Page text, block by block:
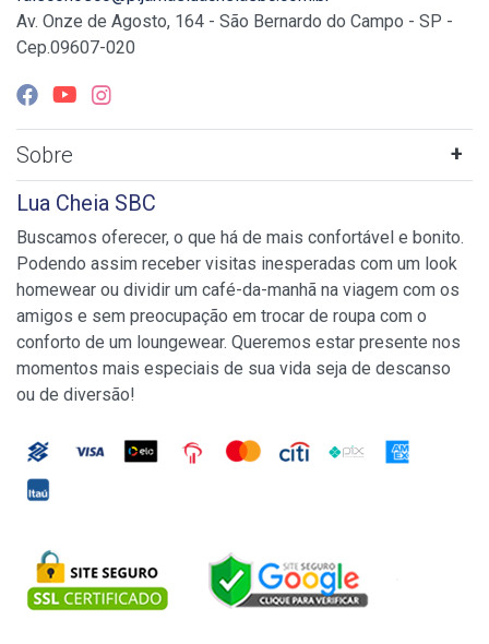
Av. Onze de Agosto, 164 - São Bernardo do Campo - SP -
Cep.09607-020
Sobre
Lua Cheia SBC
Buscamos oferecer, o que há de mais confortável e bonito.
Podendo assim receber visitas inesperadas com um look
homewear ou dividir um café-da-manhã na viagem com os
amigos e sem preocupação em trocar de roupa com o
conforto de um loungewear. Queremos estar presente nos
momentos mais especiais de sua vida seja de descanso
ou de diversão!